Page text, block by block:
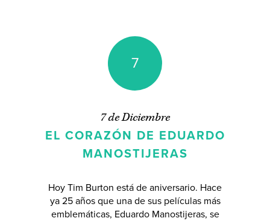
7
7 de Diciembre
EL CORAZÓN DE EDUARDO
MANOSTIJERAS
Hoy Tim Burton está de aniversario. Hace
ya 25 años que una de sus películas más
emblemáticas, Eduardo Manostijeras, se